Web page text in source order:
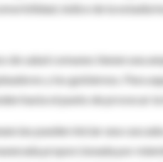
índice de la estadía
de salud comunes tienen una
y los gobiernos. Para
hasta el punto de provocar la
pueden iniciar una
proporcionada por